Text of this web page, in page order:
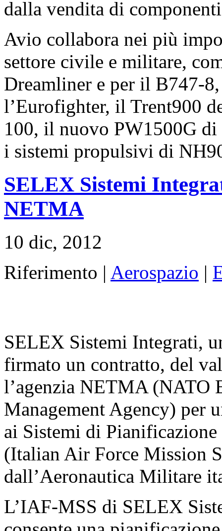
dalla vendita di
Avio collabora nei più
settore civile e militare,
Dreamliner e per il B747-
l’Eurofighter, il Trent900
100, il nuovo PW1500G
i sistemi propulsivi di
SELEX Sistemi
NETMA
10 dic, 2012
Riferimento | Aerospazio |
SELEX Sistemi Integrati,
firmato un contratto, del
l’agenzia NETMA (NATO
Management Agency) per
ai Sistemi di
(Italian Air Force Mission
dall’Aeronautica Militare
L’IAF-MSS di SELEX